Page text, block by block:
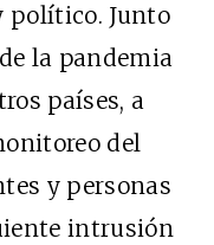
político. Junto
la pandemia
países, a
del
y personas
intrusión